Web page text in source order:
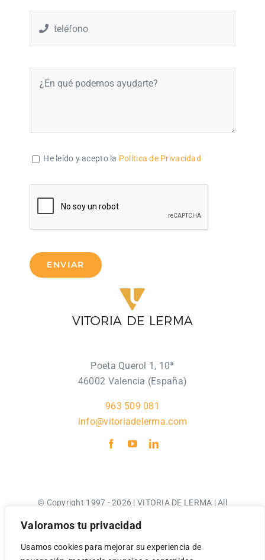
Valoramos tu privacidad
Usamos cookies para mejorar su experiencia de
He leído y acepto la Política de Privacidad
ENVIAR
Poeta Querol 1, 10ª
46002 Valencia (España)
963 509 081
info@vitoriadelerma.com
© Copyright 1997 - 2026 | VITORIA DE LERMA | All